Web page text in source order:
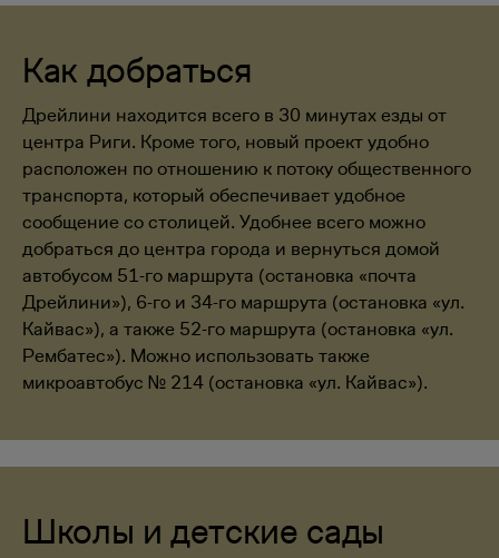
Как добраться
Дрейлини находится всего в 30 минутах езды от
центра Риги. Кроме того, новый проект удобно
расположен по отношению к потоку общественного
транспорта, который обеспечивает удобное
сообщение со столицей. Удобнее всего можно
добраться до центра города и вернуться домой
автобусом 51-го маршрута (остановка «почта
Дрейлини»), 6-го и 34-го маршрута (остановка «ул.
Кайвас»), а также 52-го маршрута (остановка «ул.
Рембатес»). Можно использовать также
микроавтобус № 214 (остановка «ул. Кайвас»).
Школы и детские сады